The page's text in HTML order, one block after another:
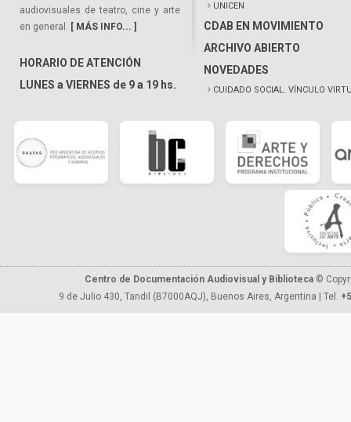
audiovisuales de teatro, cine y arte
en general. [ MÁS INFO... ]
HORARIO DE ATENCIÓN
LUNES a VIERNES de 9 a 19 hs.
UNICEN
CDAB EN MOVIMIENTO
ARCHIVO ABIERTO
NOVEDADES
CUIDADO SOCIAL. VÍNCULO
Centro de Documentación Audiovisual y Biblioteca ©
9 de Julio 430, Tandil (B7000AQJ), Buenos Aires, Argentina | Tel.